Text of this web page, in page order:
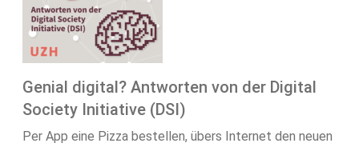
Genial digital? Antworten von der Digital
Society Initiative (DSI)
Per App eine Pizza bestellen, übers Internet den neuen